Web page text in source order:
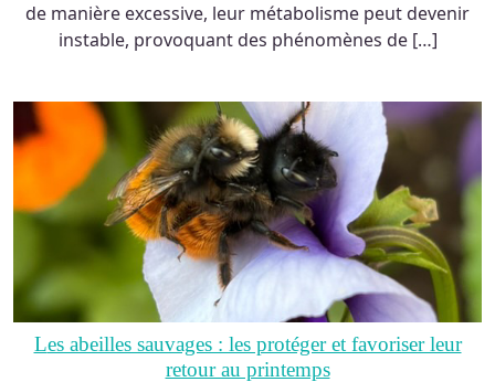
de manière excessive, leur métabolisme peut devenir
instable, provoquant des phénomènes de […]
Les abeilles sauvages : les protéger et favoriser leur
retour au printemps